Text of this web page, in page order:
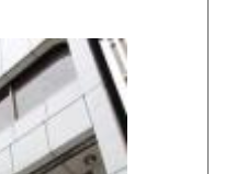
長崎県
大分県
鹿児島県